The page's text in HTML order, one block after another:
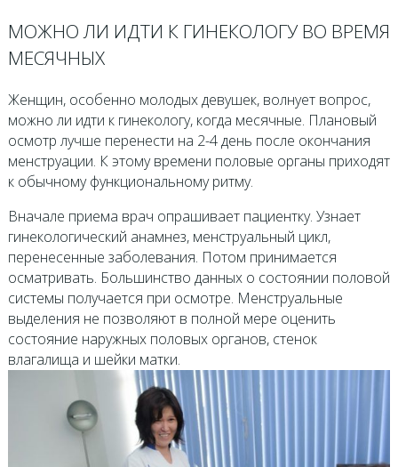
МОЖНО ЛИ ИДТИ К ГИНЕКОЛОГУ ВО ВРЕМЯ
МЕСЯЧНЫХ
Женщин, особенно молодых девушек, волнует вопрос,
можно ли идти к гинекологу, когда месячные. Плановый
осмотр лучше перенести на 2-4 день после окончания
менструации. К этому времени половые органы приходят
к обычному функциональному ритму.
Вначале приема врач опрашивает пациентку. Узнает
гинекологический анамнез, менструальный цикл,
перенесенные заболевания. Потом принимается
осматривать. Большинство данных о состоянии половой
системы получается при осмотре. Менструальные
выделения не позволяют в полной мере оценить
состояние наружных половых органов, стенок
влагалища и шейки матки.